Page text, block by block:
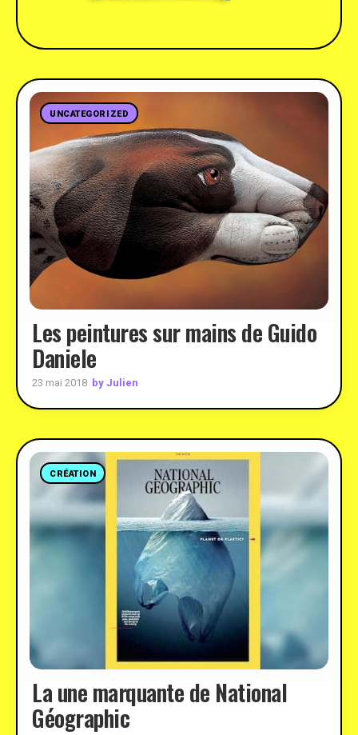
UNCATEGORIZED
Les peintures sur mains de Guido
Daniele
23 mai 2018 by Julien
CRÉATION
La une marquante de National
Géographic